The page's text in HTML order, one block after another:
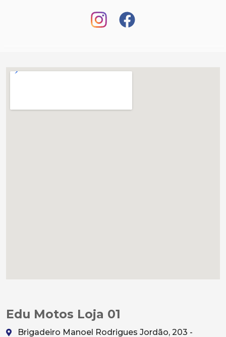
Edu Motos Loja 01
Brigadeiro Manoel Rodrigues Jordão, 203 -